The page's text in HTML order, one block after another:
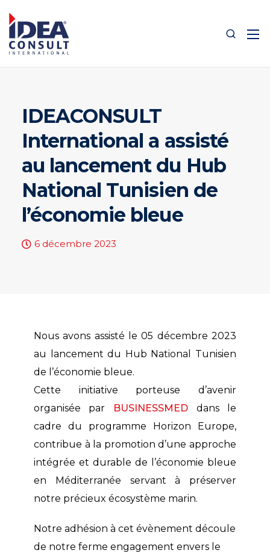
IDEACONSULT
International a assisté
au lancement du Hub
National Tunisien de
l’économie bleue
6 décembre 2023
Nous avons assisté le 05 décembre 2023
au lancement du Hub National Tunisien
de l’économie bleue.
Cette initiative porteuse d’avenir
organisée par
BUSINESSMED dans le
cadre du programme Horizon Europe,
contribue à la promotion d’une approche
intégrée et durable de l’économie bleue
en Méditerranée servant à préserver
notre précieux écosystème marin.
Notre adhésion à cet évènement découle
de notre ferme engagement envers le